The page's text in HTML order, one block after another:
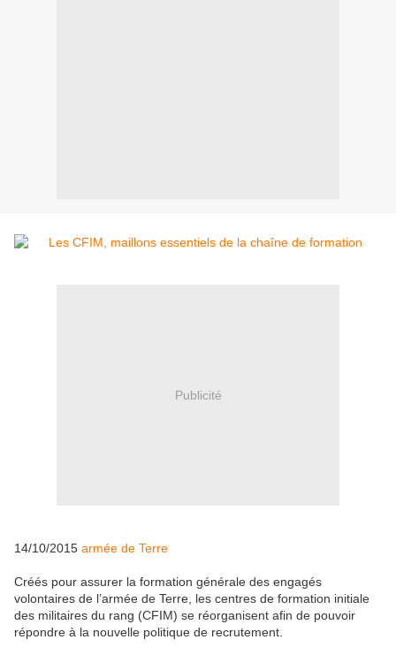
Publicité
14/10/2015 armée de Terre
Créés pour assurer la formation générale des engagés
volontaires de l’armée de Terre, les centres de formation initiale
des militaires du rang (CFIM) se réorganisent afin de pouvoir
répondre à la nouvelle politique de recrutement.